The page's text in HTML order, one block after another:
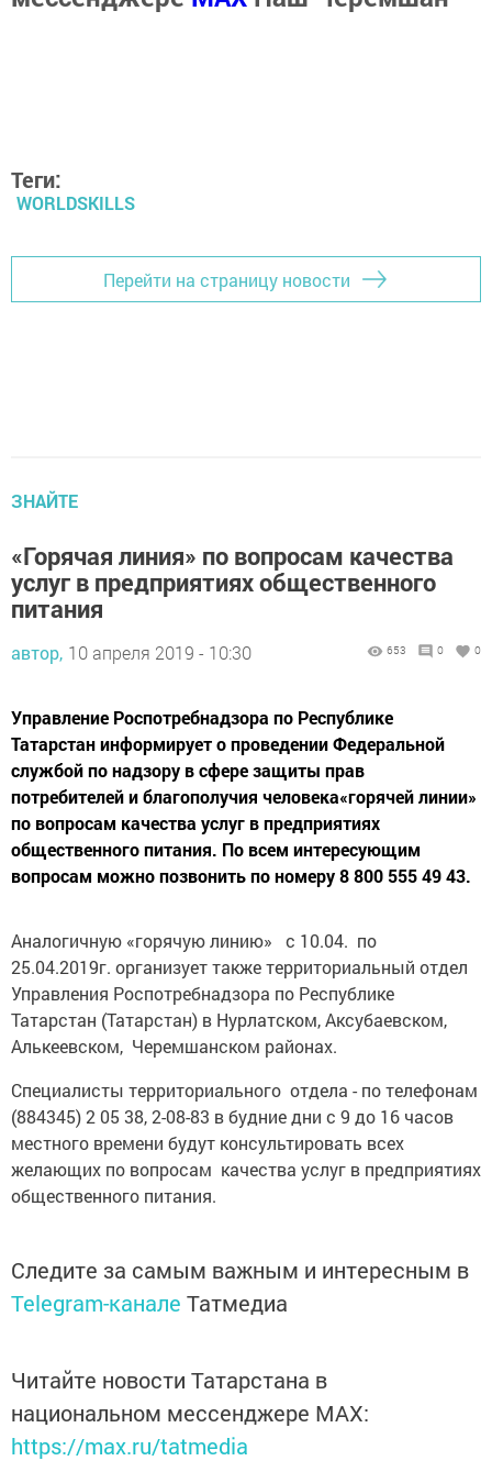
Теги:
WORLDSKILLS
Перейти на страницу новости
ЗНАЙТЕ
«Горячая линия» по вопросам качества
услуг в предприятиях общественного
питания
автор, 10 апреля 2019 - 10:30 653 0 0
Управление Роспотребнадзора по Республике
Татарстан информирует о проведении Федеральной
службой по надзору в сфере защиты прав
потребителей и благополучия человека«горячей линии»
по вопросам качества услуг в предприятиях
общественного питания. По всем интересующим
вопросам можно позвонить по номеру 8 800 555 49 43.
Аналогичную «горячую линию» с 10.04. по
25.04.2019г. организует также территориальный отдел
Управления Роспотребнадзора по Республике
Татарстан (Татарстан) в Нурлатском, Аксубаевском,
Алькеевском, Черемшанском районах.
Специалисты территориального отдела - по телефонам
(884345) 2 05 38, 2-08-83 в будние дни с 9 до 16 часов
местного времени будут консультировать всех
желающих по вопросам качества услуг в предприятиях
общественного питания.
Следите за самым важным и интересным в
Telegram-канале Татмедиа
Читайте новости Татарстана в
национальном мессенджере MАХ:
https://max.ru/tatmedia